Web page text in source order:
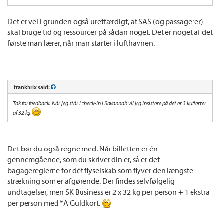
Det er vel i grunden også uretfærdigt, at SAS (og passagerer)
skal bruge tid og ressourcer på sådan noget. Det er noget af det
første man lærer, når man starter i lufthavnen.
frankbrix said:
Tak for feedback. Når jeg står i check-in i Savannah vil jeg insistere på det er 3 kufferter
af 32 kg
Det bør du også regne med. Når billetten er én
gennemgående, som du skriver din er, så er det
bagagereglerne for dét flyselskab som flyver den længste
strækning som er afgørende. Der findes selvfølgelig
undtagelser, men SK Business er 2 x 32 kg per person + 1 ekstra
per person med *A Guldkort.